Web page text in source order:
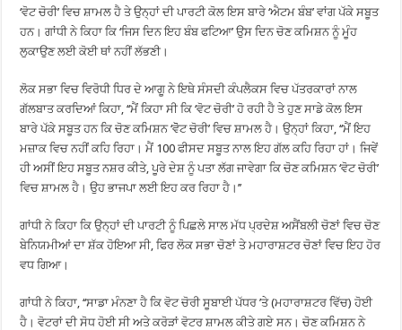
‘ਵੋਟ ਚੋਰੀ’ ਵਿਚ ਸ਼ਾਮਲ ਹੈ ਤੇ ਉਨ੍ਹਾਂ ਦੀ ਪਾਰਟੀ ਕੋਲ ਇਸ ਬਾਰੇ ‘ਐਟਮ ਬੰਬ’ ਵਾਂਗ ਪੱਕੇ ਸਬੂਤ
ਹਨ। ਗਾਂਧੀ ਨੇ ਕਿਹਾ ਕਿ ‘ਜਿਸ ਦਿਨ ਇਹ ਬੰਬ ਫਟਿਆ’ ਉਸ ਦਿਨ ਚੋਣ ਕਮਿਸ਼ਨ ਨੂੰ ਮੂੰਹ
ਲੁਕਾਉਣ ਲਈ ਕੋਈ ਥਾਂ ਨਹੀਂ ਲੱਭਣੀ।
ਲੋਕ ਸਭਾ ਵਿਚ ਵਿਰੋਧੀ ਧਿਰ ਦੇ ਆਗੂ ਨੇ ਇਥੇ ਸੰਸਦੀ ਕੰਪਲੈਕਸ ਵਿਚ ਪੱਤਰਕਾਰਾਂ ਨਾਲ
ਗੱਲਬਾਤ ਕਰਦਿਆਂ ਕਿਹਾ, ‘‘ਮੈਂ ਕਿਹਾ ਸੀ ਕਿ ‘ਵੋਟ ਚੋਰੀ’ ਹੋ ਰਹੀ ਹੈ ਤੇ ਹੁਣ ਸਾਡੇ ਕੋਲ ਇਸ
ਬਾਰੇ ਪੱਕੇ ਸਬੂਤ ਹਨ ਕਿ ਚੋਣ ਕਮਿਸ਼ਨ ‘ਵੋੋਟ ਚੋਰੀ’ ਵਿਚ ਸ਼ਾਮਲ ਹੈ। ਉਨ੍ਹਾਂ ਕਿਹਾ, ‘‘ਮੈਂ ਇਹ
ਮਜ਼ਾਕ ਵਿਚ ਨਹੀਂ ਕਹਿ ਰਿਹਾ। ਮੈਂ 100 ਫੀਸਦ ਸਬੂਤ ਨਾਲ ਇਹ ਗੱਲ ਕਹਿ ਰਿਹਾ ਹਾਂ। ਜਿਵੇਂ
ਹੀ ਅਸੀਂ ਇਹ ਸਬੂਤ ਨਸ਼ਰ ਕੀਤੇ, ਪੂਰੇ ਦੇਸ਼ ਨੂੰ ਪਤਾ ਲੱਗ ਜਾਵੇਗਾ ਕਿ ਚੋਣ ਕਮਿਸ਼ਨ ‘ਵੋਟ ਚੋਰੀ’
ਵਿਚ ਸ਼ਾਮਲ ਹੈ। ਉਹ ਭਾਜਪਾ ਲਈ ਇਹ ਕਰ ਰਿਹਾ ਹੈ।’’
ਗਾਂਧੀ ਨੇ ਕਿਹਾ ਕਿ ਉਨ੍ਹਾਂ ਦੀ ਪਾਰਟੀ ਨੂੰ ਪਿਛਲੇ ਸਾਲ ਮੱਧ ਪ੍ਰਦੇਸ਼ ਅਸੈਂਬਲੀ ਚੋਣਾਂ ਵਿਚ ਚੋਣ
ਬੇਨਿਯਮੀਆਂ ਦਾ ਸ਼ੱਕ ਹੋਇਆ ਸੀ, ਫਿਰ ਲੋਕ ਸਭਾ ਚੋਣਾਂ ਤੇ ਮਹਾਰਾਸ਼ਟਰ ਚੋਣਾਂ ਵਿਚ ਇਹ ਹੋਰ
ਵਧ ਗਿਆ।
ਗਾਂਧੀ ਨੇ ਕਿਹਾ, ‘‘ਸਾਡਾ ਮੰਨਣਾ ਹੈ ਕਿ ਵੋਟ ਚੋਰੀ ਸੂਬਾਈ ਪੱਧਰ ’ਤੇ (ਮਹਾਰਾਸ਼ਟਰ ਵਿੱਚ) ਹੋਈ
ਹੈ। ਵੋਟਰਾਂ ਦੀ ਸੋਧ ਹੋਈ ਸੀ ਅਤੇ ਕਰੋੜਾਂ ਵੋਟਰ ਸ਼ਾਮਲ ਕੀਤੇ ਗਏ ਸਨ। ਚੋਣ ਕਮਿਸ਼ਨ ਨੇ